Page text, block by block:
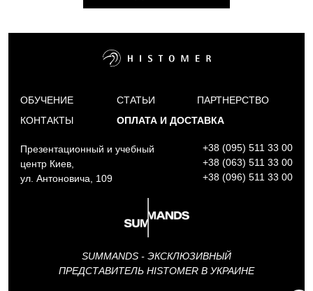
ОБУЧЕНИЕ
КОНТАКТЫ
СТАТЬИ
ПАРТНЕРСТВО
ОПЛАТА И ДОСТАВКА
Презентационный и учебный
центр Киев,
ул. Антоновича, 109
+38 (095) 511 33 00
+38 (063) 511 33 00
+38 (096) 511 33 00
SUMMANDS - ЭКСКЛЮЗИВНЫЙ
ПРЕДСТАВИТЕЛЬ HISTOMER В УКРАИНЕ